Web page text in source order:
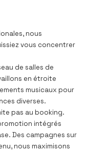
nous
vous concentrer
de salles de
en étroite
musicaux pour
diverses.
pas au booking.
intégrés
Des campagnes sur
nous maximisons